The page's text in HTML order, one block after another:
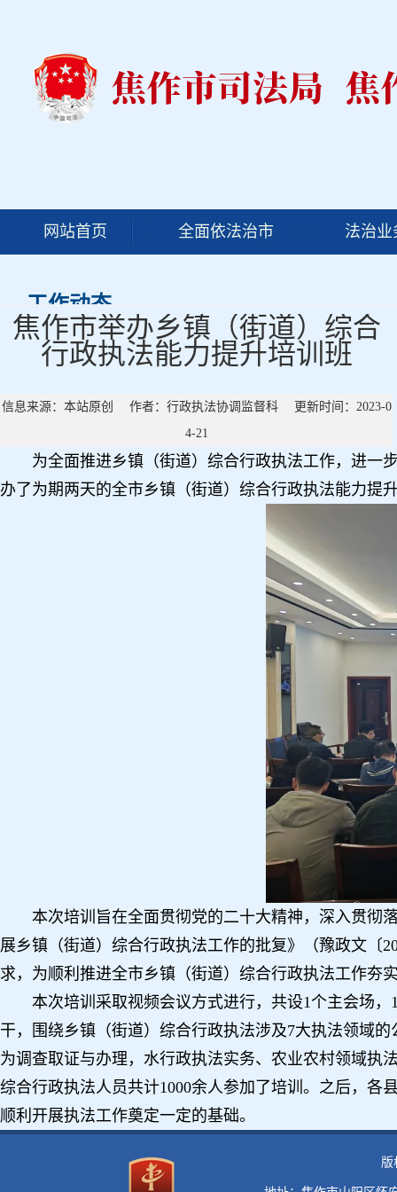
网站首页 全面依法治市 法治业
工作动态
焦作市举办乡镇（街道）综合
行政执法能力提升培训班
信息来源：本站原创 作者：行政执法协调监督科 更新时间：2023-0
4-21
为全面推进乡镇（街道）综合行政执法工作，进一
办了为期两天的全市乡镇（街道）综合行政执法能力提
本次培训旨在全面贯彻党的二十大精神，深入贯彻
展乡镇（街道）综合行政执法工作的批复》（豫政文〔
求，为顺利推进全市乡镇（街道）综合行政执法工作夯
本次培训采取视频会议方式进行，共设1个主会场
干，围绕乡镇（街道）综合行政执法涉及7大执法领域
为调查取证与办理，水行政执法实务、农业农村领域执
综合行政执法人员共计1000余人参加了培训。之后，
顺利开展执法工作奠定一定的基础。